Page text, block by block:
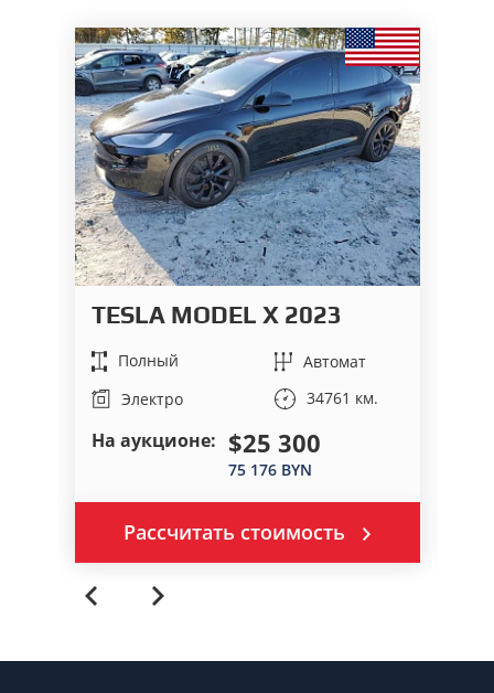
TESLA MODEL X 2023
Полный
Автомат
Электро
34761 км.
На аукционе: $25 300
75 176 BYN
Рассчитать стоимость